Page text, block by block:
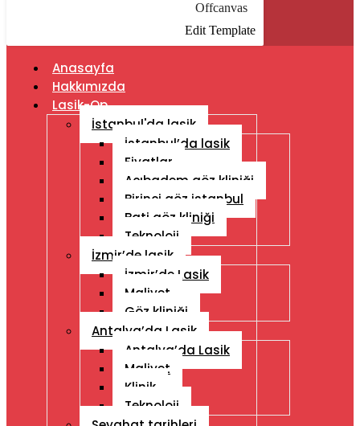
Offcanvas
Edit Template
Anasayfa
Hakkımızda
Lasik-Op
İstanbul'da lasik
İstanbul’da lasik
Fiyatlar
Acıbadem göz kliniği
Birinci göz istanbul
Bati göz kliniği
Teknoloji
İzmir’de lasik
İzmir’de Lasik
Maliyet
Göz kliniği
Antalya’da Lasik
Antalya’da Lasik
Maliyet
Klinik
Teknoloji